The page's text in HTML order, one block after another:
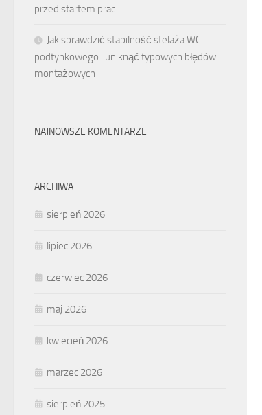
przed startem prac
Jak sprawdzić stabilność stelaża WC
podtynkowego i uniknąć typowych błędów
montażowych
NAJNOWSZE KOMENTARZE
ARCHIWA
sierpień 2026
lipiec 2026
czerwiec 2026
maj 2026
kwiecień 2026
marzec 2026
sierpień 2025